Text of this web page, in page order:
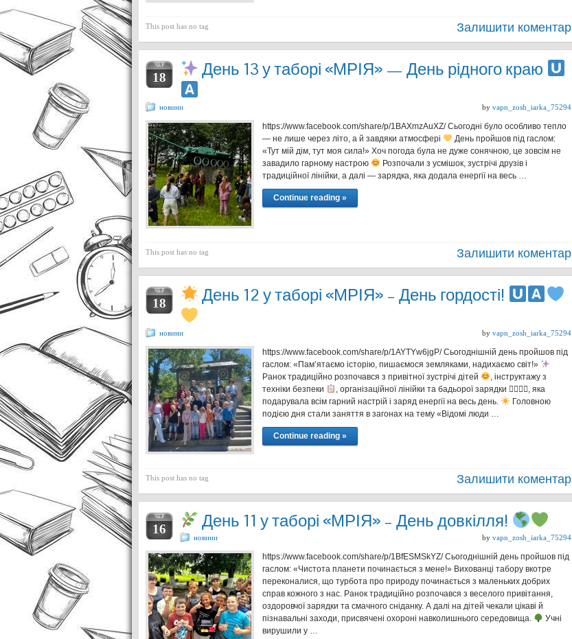
This post has no tag Залишити коментар
ЧЕР
18 День 13 у таборі «МРІЯ» — День рідного краю
новини by vapn_zosh_iarka_75294
https://www.facebook.com/share/p/1BAXmzAuXZ/ Сьогодні було особливо тепло
— не лише через літо, а й завдяки атмосфері
День пройшов під гаслом:
«Тут мій дім, тут моя сила!» Хоч погода була не дуже сонячною, це зовсім не
завадило гарному настрою
Розпочали з усмішок, зустрічі друзів і
традиційної лінійки, а далі — зарядка, яка додала енергії на весь …
Continue reading »
This post has no tag Залишити коментар
ЧЕР
18 День 12 у таборі «МРІЯ» – День гордості!
новини by vapn_zosh_iarka_75294
https://www.facebook.com/share/p/1AYTYw6jgP/ Сьогоднішній день пройшов під
гаслом: «Пам’ятаємо історію, пишаємося земляками, надихаємо світ!»
Ранок традиційно розпочався з привітної зустрічі дітей
, інструктажу з
техніки безпеки
, організаційної лінійки та бадьорої зарядки 🤸‍♀️🤸‍♂️, яка
подарувала всім гарний настрій і заряд енергії на весь день.
Головною
подією дня стали заняття в загонах на тему «Відомі люди …
Continue reading »
This post has no tag Залишити коментар
ЧЕР
16 День 11 у таборі «МРІЯ» – День довкілля!
новини by vapn_zosh_iarka_75294
https://www.facebook.com/share/p/1BfESMSkYZ/ Сьогоднішній день пройшов під
гаслом: «Чистота планети починається з мене!» Вихованці табору вкотре
переконалися, що турбота про природу починається з маленьких добрих
справ кожного з нас. Ранок традиційно розпочався з веселого привітання,
оздоровчої зарядки та смачного сніданку. А далі на дітей чекали цікаві й
пізнавальні заходи, присвячені охороні навколишнього середовища.
Учні
вирушили у …